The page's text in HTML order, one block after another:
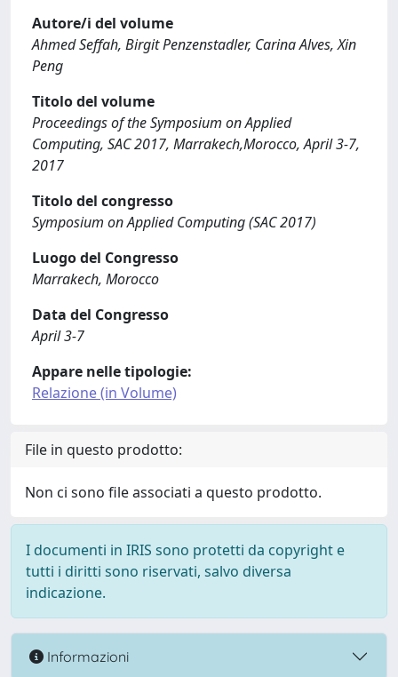
Autore/i del volume
Ahmed Seffah, Birgit Penzenstadler, Carina Alves, Xin
Peng
Titolo del volume
Proceedings of the Symposium on Applied
Computing, SAC 2017, Marrakech,Morocco, April 3-7,
2017
Titolo del congresso
Symposium on Applied Computing (SAC 2017)
Luogo del Congresso
Marrakech, Morocco
Data del Congresso
April 3-7
Appare nelle tipologie:
Relazione (in Volume)
File in questo prodotto:
Non ci sono file associati a questo prodotto.
I documenti in IRIS sono protetti da copyright e
tutti i diritti sono riservati, salvo diversa
indicazione.
Informazioni